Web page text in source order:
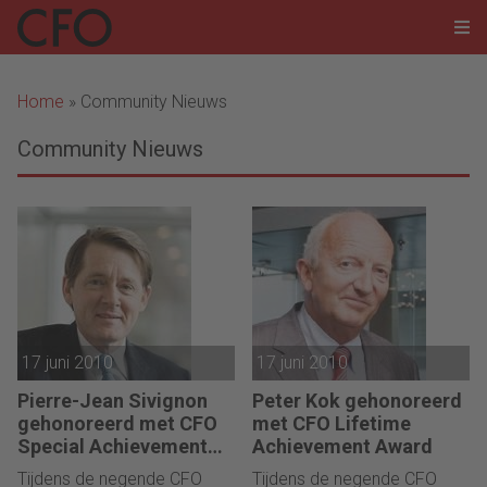
Home » Community Nieuws
Community Nieuws
17 juni 2010
Pierre-Jean Sivignon
gehonoreerd met CFO
Special Achievement
Award
Tijdens de negende CFO
17 juni 2010
Peter Kok gehonoreerd
met CFO Lifetime
Achievement Award
Tijdens de negende CFO